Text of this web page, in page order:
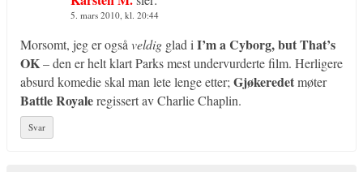
5. mars 2010, kl. 20:44
Morsomt, jeg er også veldig glad i I’m a Cyborg, but That’s
OK– den er helt klart Parks mest undervurderte film. Herligere
absurd komedie skal man lete lenge etter; Gjøkeredetmøter
Battle Royaleregissert av Charlie Chaplin.
Svar